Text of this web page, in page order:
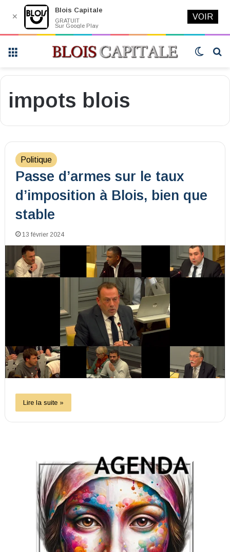
Switch
impots blois
Politique
Passe d’armes sur le taux
d’imposition à Blois, bien que
stable
13 février 2024
Lire la suite »
✕
Blois Capitale
GRATUIT
Sur Google Play
VOIR